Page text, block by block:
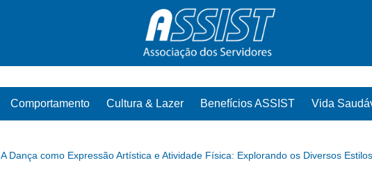
Comportamento Cultura & Lazer Benefícios ASSIST Vida
A Dança como Expressão Artística e Atividade Física: Explorando os Diversos